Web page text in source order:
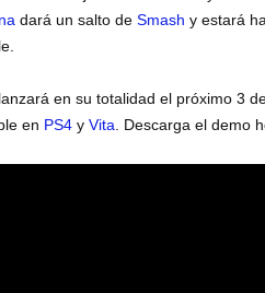
dará un salto de Smash y estará
en su totalidad el próximo 3
en PS4y Vita . Descarga el demo